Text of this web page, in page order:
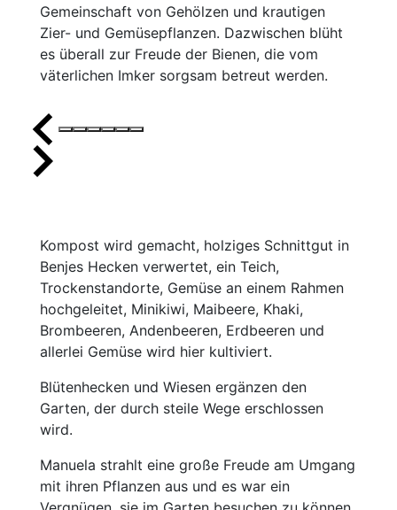
Gemeinschaft von Gehölzen und krautigen
Zier- und Gemüsepflanzen. Dazwischen blüht
es überall zur Freude der Bienen, die vom
väterlichen Imker sorgsam betreut werden.
Kompost wird gemacht, holziges Schnittgut in
Benjes Hecken verwertet, ein Teich,
Trockenstandorte, Gemüse an einem Rahmen
hochgeleitet, Minikiwi, Maibeere, Khaki,
Brombeeren, Andenbeeren, Erdbeeren und
allerlei Gemüse wird hier kultiviert.
Blütenhecken und Wiesen ergänzen den
Garten, der durch steile Wege erschlossen
wird.
Manuela strahlt eine große Freude am Umgang
mit ihren Pflanzen aus und es war ein